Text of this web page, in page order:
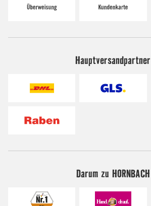
Hauptversandpartner
Darum zu HORNBACH